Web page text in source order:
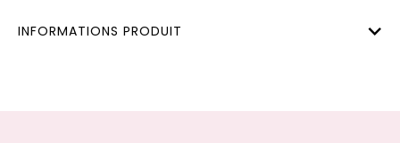
INFORMATIONS PRODUIT